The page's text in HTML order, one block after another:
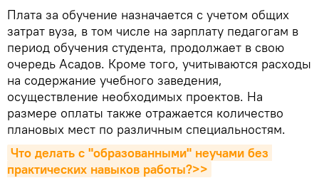
Плата за обучение назначается с учетом общих
затрат вуза, в том числе на зарплату педагогам в
период обучения студента, продолжает в свою
очередь Асадов. Кроме того, учитываются расходы
на содержание учебного заведения,
осуществление необходимых проектов. На
размере оплаты также отражается количество
плановых мест по различным специальностям.
Что делать с "образованными" неучами без
практических навыков работы?>>